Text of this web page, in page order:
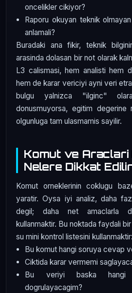
oncelikler cikiyor?
Raporu okuyan teknik
anlamali?
Buradaki ana fikir, teknik
arasinda dolasan bir not olarak
L3 calismasi, hem analisti hem
hem de karar vericiyi ayni veri
bulgu yalnizca "ilginc"
donusmuyorsa, egitim degerine
olgunluga tam ulasmamis sayilir.
Komut ve
Nelere Dikkat
Komut orneklerinin coklugu
yaratir. Oysa iyi analiz, daha
degil; daha net amaclarla
kullanmaktir. Bu noktada faydali
su mini kontrol listesini kullanmaktir:
Bu komut hangi soruya cevap
Ciktida karar vermemi
Bu veriyi baska hangi
dogrulayacagim?